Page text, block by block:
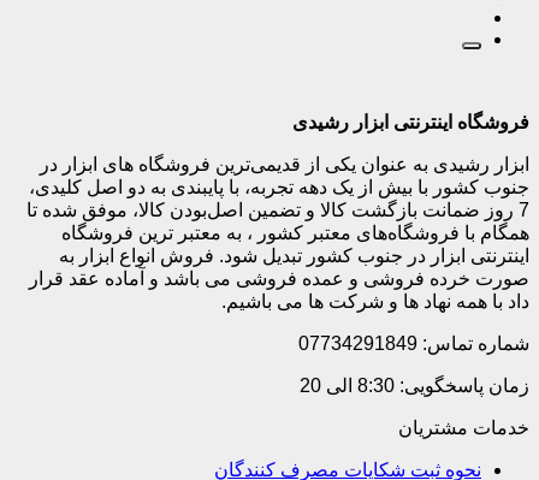
فروشگاه اینترنتی ابزار رشیدی
ابزار رشیدی به عنوان یکی از قدیمی‌ترین فروشگاه های ابزار در
جنوب کشور با بیش از یک دهه تجربه، با پایبندی به دو اصل کلیدی،
7 روز ضمانت بازگشت کالا و تضمین اصل‌بودن کالا، موفق شده تا
همگام با فروشگاه‌های معتبر کشور ، به معتبر ترین فروشگاه
اینترنتی ابزار در جنوب کشور تبدیل شود. فروش انواع ابزار به
صورت خرده فروشی و عمده فروشی می باشد و آماده عقد قرار
داد با همه نهاد ها و شرکت ها می باشیم.
شماره تماس: 07734291849
زمان پاسخگویی: 8:30 الی 20
خدمات مشتریان
نحوه ثبت شکایات مصرف کنندگان